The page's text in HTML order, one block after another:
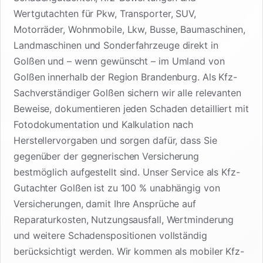
Wertgutachten für Pkw, Transporter, SUV,
Motorräder, Wohnmobile, Lkw, Busse, Baumaschinen,
Landmaschinen und Sonderfahrzeuge direkt in
Golßen und – wenn gewünscht – im Umland von
Golßen innerhalb der Region Brandenburg. Als Kfz-
Sachverständiger Golßen sichern wir alle relevanten
Beweise, dokumentieren jeden Schaden detailliert mit
Fotodokumentation und Kalkulation nach
Herstellervorgaben und sorgen dafür, dass Sie
gegenüber der gegnerischen Versicherung
bestmöglich aufgestellt sind. Unser Service als Kfz-
Gutachter Golßen ist zu 100 % unabhängig von
Versicherungen, damit Ihre Ansprüche auf
Reparaturkosten, Nutzungsausfall, Wertminderung
und weitere Schadenspositionen vollständig
berücksichtigt werden. Wir kommen als mobiler Kfz-